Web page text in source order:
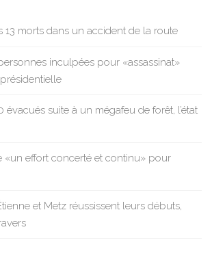
13 morts dans un accident de la route
inculpées pour «assassinat»
évacués suite à un mégafeu de forêt, l’état
«un effort concerté et continu» pour
et Metz réussissent leurs débuts,